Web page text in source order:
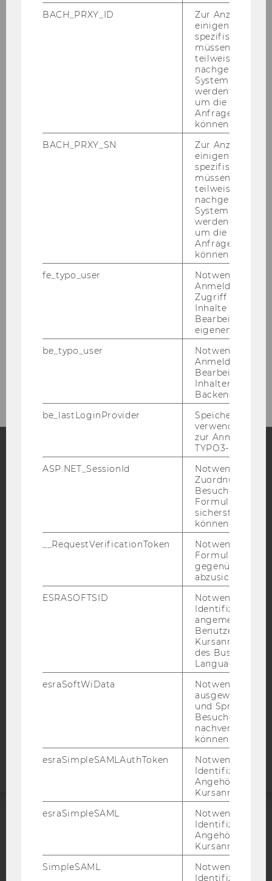
Study
Intranet Login
Facebook Blog
Bluesky
BARRIEREFREIHEITSERKLÄRUNG WEBSEITE
DATENSCHUTZERKLÄRUNG
DATENSCHUTZERKLÄRUNG SOCIAL MEDIA
DATENSCHUTZERKLÄRUNG
STUDIENBEWERBER*INNEN UND STUDIERENDE
COOKIE EINSTELLUNGEN
Barrierefreiheitserklärung
EQUIS AACSB
BACH_PRXY_ID
Zur Anzeige von
einigen WU-
spezifischen
müssen
teilweise von
nachgelagerten
System
werden.
um die Antwort
Anfrage
können.
BACH_PRXY_SN
Zur Anzeige von
einigen WU-
spezifischen
müssen
teilweise von
nachgelagerten
System
werden.
um die Antwort
Anfrage
können.
fe_typo_user
Notwendig für
Anmeldung und
Zugriff auf
Inhalte oder zur
Bearbeitung des
eigenen Profils.
be_typo_user
Notwendig für
Anmeldung und
Bearbeitung von
Inhalten im
Backend.
be_lastLoginProvider
Speichert die
verwendete
zur Anmeldung
TYPO3-Backend.
ASP.NET_SessionId
Notwendig, um
Zuordnung von
Besucher zu
sicherstellen zu
können.
__RequestVerificationToken
Notwendig, um
gegenüber
abzusichern.
ESRASOFTSID
Notwendig zur
Identifizierung
angemeldeten
Benutzers im
des Business
Language
esraSoftWiData
Notwendig um
ausgewählte
und
Besuchers
nachverfolgen
können.
esraSimpleSAMLAuthToken
Notwendig zur
Identifizierung
Angehörige/r für
Kursanmeldung.
esraSimpleSAML
Notwendig zur
Identifizierung
Angehörige/r für
Kursanmeldung.
SimpleSAML
Notwendig zur
Identifizierung